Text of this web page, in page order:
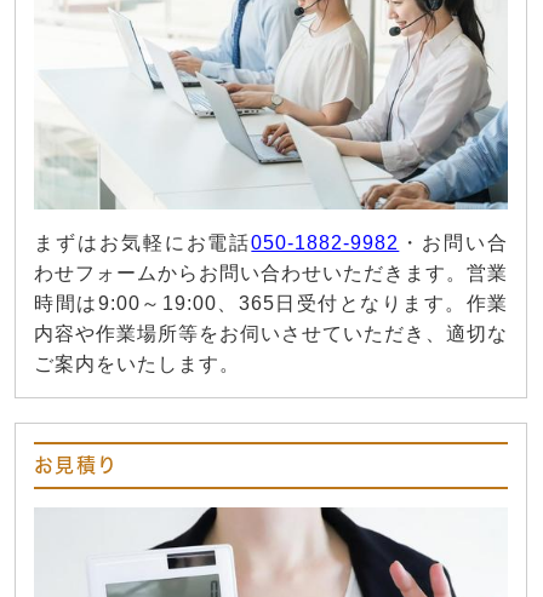
まずはお気軽にお電話050-1882-9982 ・お問い合
わせフォームからお問い合わせいただきます。営業
時間は9:00～19:00、365日受付となります。作業
内容や作業場所等をお伺いさせていただき、適切な
ご案内をいたします。
お見積り